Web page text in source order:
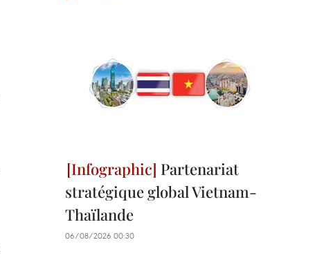
Partenariat
stratégique global Vietnam-
Thaïlande
06/08/2026 00:30